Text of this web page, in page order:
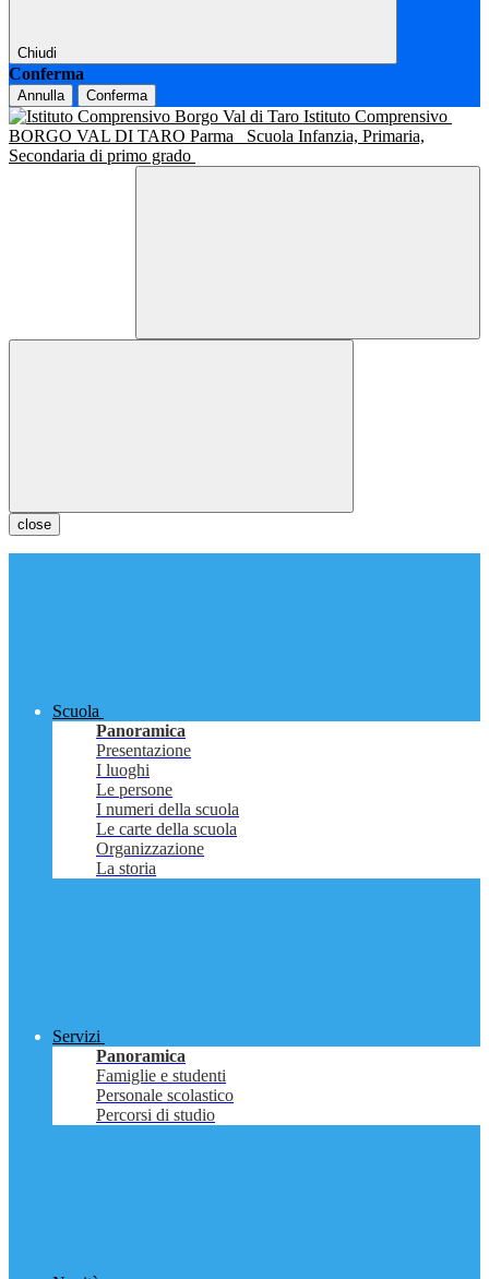
Chiudi
Conferma
Annulla Conferma
Istituto Comprensivo
BORGO VAL DI TARO Parma
Scuola Infanzia, Primaria,
Secondaria di primo grado
close
Scuola
Panoramica
Presentazione
I luoghi
Le persone
I numeri della scuola
Le carte della scuola
Organizzazione
La storia
Servizi
Panoramica
Famiglie e studenti
Personale scolastico
Percorsi di studio